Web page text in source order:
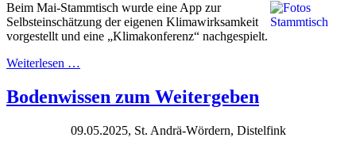
Beim Mai-Stammtisch wurde eine App zur
Selbsteinschätzung der eigenen Klimawirksamkeit
vorgestellt und eine „Klimakonferenz“ nachgespielt.
Weiterlesen …
Bodenwissen zum Weitergeben
09.05.2025, St. Andrä-Wördern, Distelfink